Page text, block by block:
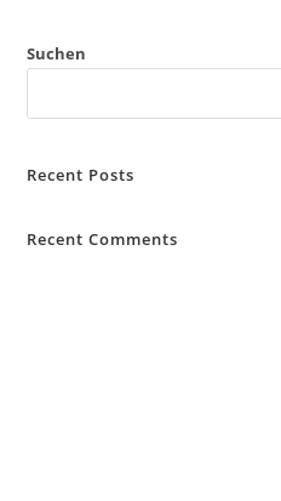
Suchen
Recent Posts
Recent Comments